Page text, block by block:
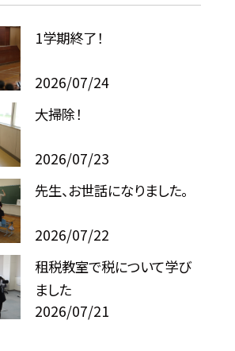
1学期終了！
2026/07/24
大掃除！
2026/07/23
先生、お世話になりました。
2026/07/22
租税教室で税について学び
ました
2026/07/21